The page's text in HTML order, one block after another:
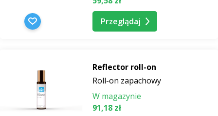
Przeglądaj
Reflector roll-on
Roll-on zapachowy
W magazynie
91,18 zł